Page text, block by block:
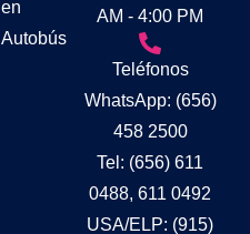
en
Autobús
AM - 4:00 PM
Teléfonos
WhatsApp: (656)
458 2500
Tel: (656) 611
0488, 611 0492
USA/ELP: (915)